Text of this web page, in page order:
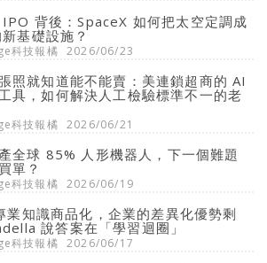
背後：SpaceX 如何把太空定調成
基礎設施？
科技報橘 2026/06/23
照就知道能不能賣：美連鎖超商的 AI
具，如何解決人工檢驗標準不一的老
科技報橘 2026/06/21
全球 85% 人形機器人，下一個難題
單？
科技報橘 2026/06/19
業知識商品化，企業的差異化優勢剩
說答案在「學習迴圈」
科技報橘 2026/06/17